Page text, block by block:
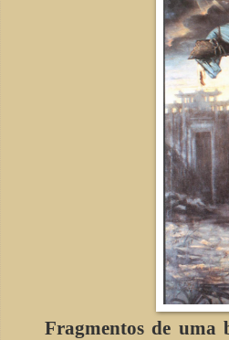
Fragmentos de uma